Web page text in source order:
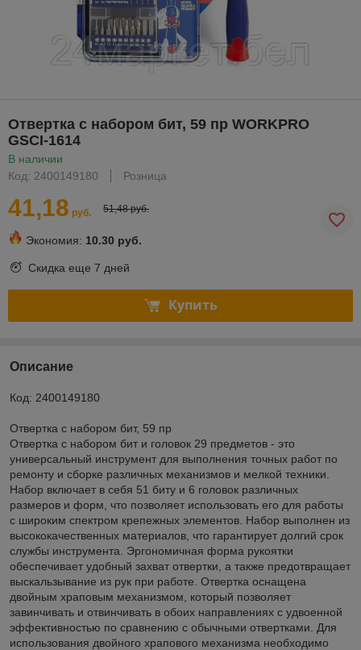
Отвертка с набором бит, 59 пр WORKPRO
GSCI-1614
В наличии
Код: 2400149180
Розница
41,18 руб. 51,48 руб.
Экономия: 10.30 руб.
Скидка еще 7 дней
Купить
Описание
Код: 2400149180
Отвертка с набором бит, 59 пр
Отвертка с набором бит и головок 29 предметов - это
универсальный инструмент для выполнения точных работ по
ремонту и сборке различных механизмов и мелкой техники.
Набор включает в себя 51 биту и 6 головок различных
размеров и форм, что позволяет использовать его для работы
с широким спектром крепежных элементов. Набор выполнен из
высококачественных материалов, что гарантирует долгий срок
службы инструмента. Эргономичная форма рукоятки
обеспечивает удобный захват отвертки, а также предотвращает
выскальзывание из рук при работе. Отвертка оснащена
двойным храповым механизмом, который позволяет
завинчивать и отвинчивать в обоих направлениях с удвоенной
эффективностью по сравнению с обычными отвертками. Для
использования двойного храпового механизма необходимо